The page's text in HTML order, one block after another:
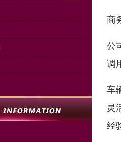
商
公
调
车
灵
经